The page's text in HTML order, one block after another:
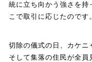
統に立ち向かう強さを持
こで取引に応じたのです。
切除の儀式の日、カケニ
そして集落の住民が全